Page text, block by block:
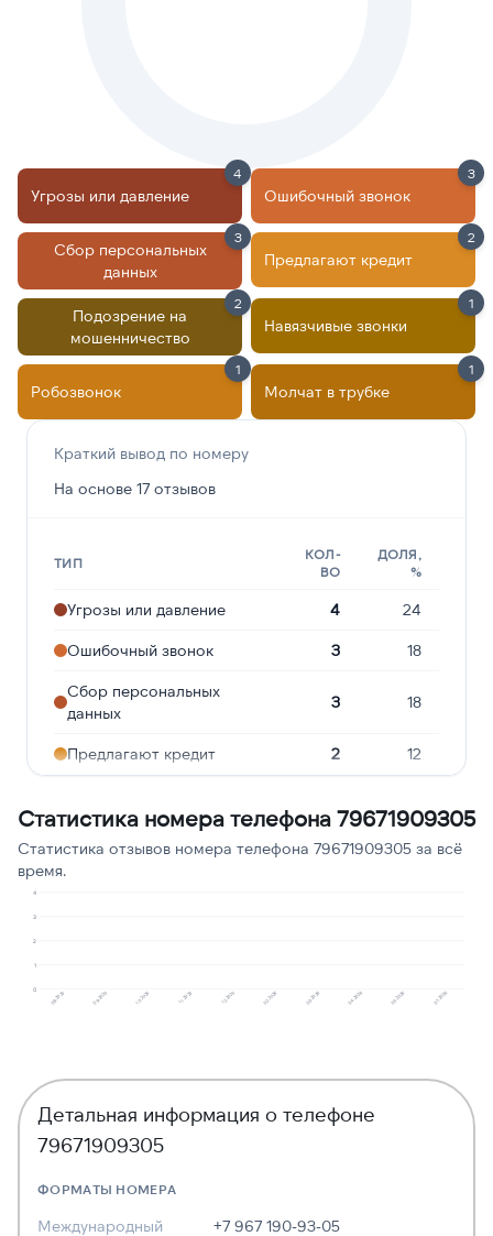
Угрозы или давление
4
Ошибочный звонок
3
Сбор персональных
данных
3
Предлагают кредит
2
Подозрение на
мошенничество
2
Навязчивые звонки
1
Робозвонок
1
Молчат в трубке
1
Краткий вывод по номеру
На основе 17 отзывов
ТИП
КОЛ-
ВО
ДОЛЯ,
%
Угрозы или давление 4 24
Ошибочный звонок 3 18
Сбор персональных
данных
3 18
Предлагают кредит 2 12
мошенничество
Навязчивые звонки 1 6
Статистика номера телефона 79671909305
Статистика отзывов номера телефона 79671909305 за всё
время.
0
1
2
3
4
08.2025 09.2025 10.2025 11.2025 12.2025 02.2026 03.2026 04.2026 05.2026 07.2026
Детальная информация о телефоне
79671909305
ФОРМАТЫ НОМЕРА
Международный +7 967 190-93-05